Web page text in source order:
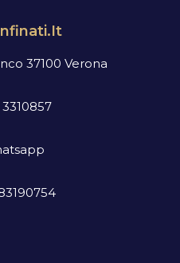
37100 Verona